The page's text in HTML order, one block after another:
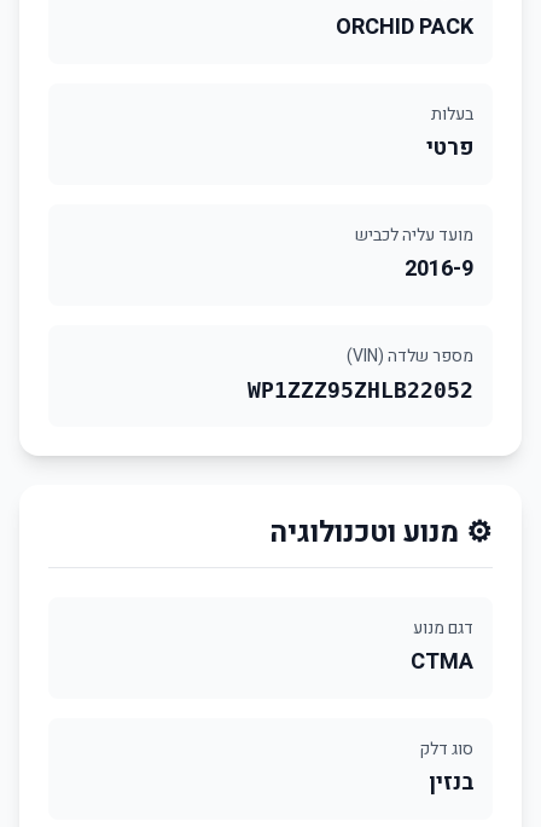
ORCHID PACK
בעלות
פרטי
מועד עליה לכביש
2016-9
מספר שלדה (VIN)
WP1ZZZ95ZHLB22052
⚙️ מנוע וטכנולוגיה
דגם מנוע
CTMA
סוג דלק
בנזין